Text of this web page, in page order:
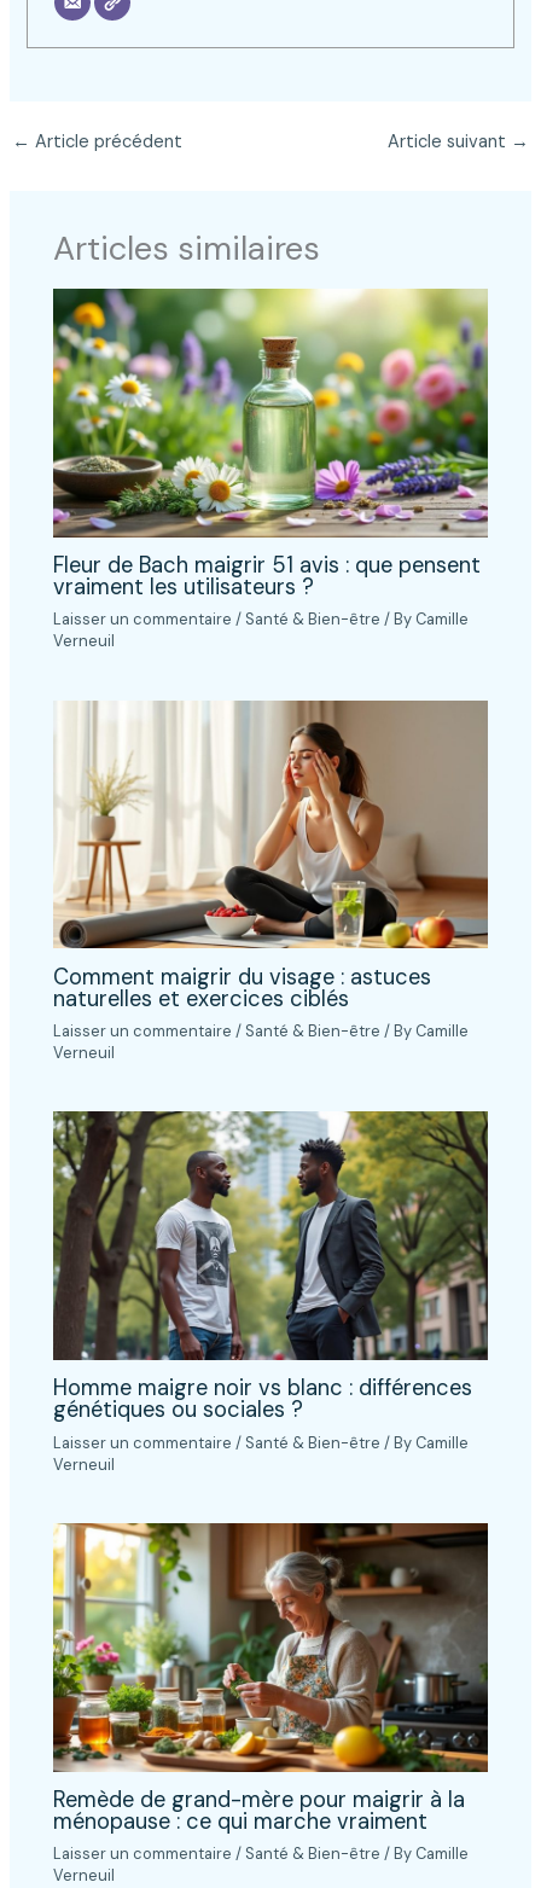
← Article précédent Article suivant →
Articles similaires
Fleur de Bach maigrir 51 avis : que pensent
vraiment les utilisateurs ?
Laisser un commentaire / Santé & Bien-être / By Camille
Verneuil
Comment maigrir du visage : astuces
naturelles et exercices ciblés
Laisser un commentaire / Santé & Bien-être / By Camille
Verneuil
Homme maigre noir vs blanc : différences
génétiques ou sociales ?
Laisser un commentaire / Santé & Bien-être / By Camille
Verneuil
Remède de grand-mère pour maigrir à la
ménopause : ce qui marche vraiment
Laisser un commentaire / Santé & Bien-être / By Camille
Verneuil